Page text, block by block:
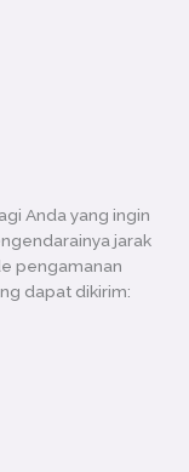
Anda yang ingin
jarak
pengamanan
dapat dikirim: